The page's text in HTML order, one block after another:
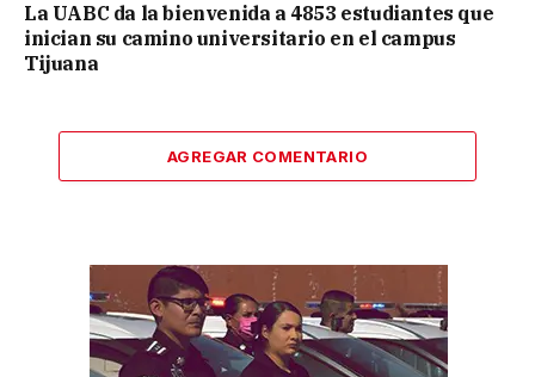
La UABC da la bienvenida a 4853 estudiantes que
inician su camino universitario en el campus
Tijuana
AGREGAR COMENTARIO